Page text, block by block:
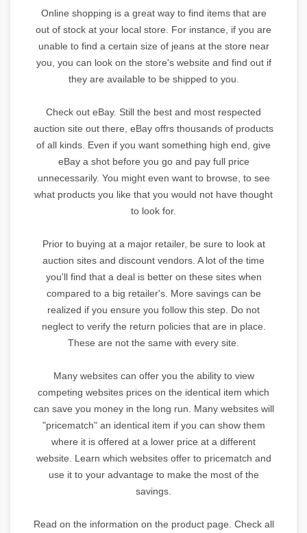
Online shopping is a great way to find items that are
out of stock at your local store. For instance, if you are
unable to find a certain size of jeans at the store near
you, you can look on the store's website and find out if
they are available to be shipped to you.
Check out eBay. Still the best and most respected
auction site out there, eBay offrs thousands of products
of all kinds. Even if you want something high end, give
eBay a shot before you go and pay full price
unnecessarily. You might even want to browse, to see
what products you like that you would not have thought
to look for.
Prior to buying at a major retailer, be sure to look at
auction sites and discount vendors. A lot of the time
you'll find that a deal is better on these sites when
compared to a big retailer's. More savings can be
realized if you ensure you follow this step. Do not
neglect to verify the return policies that are in place.
These are not the same with every site.
Many websites can offer you the ability to view
competing websites prices on the identical item which
can save you money in the long run. Many websites will
"pricematch" an identical item if you can show them
where it is offered at a lower price at a different
website. Learn which websites offer to pricematch and
use it to your advantage to make the most of the
savings.
Read on the information on the product page. Check all